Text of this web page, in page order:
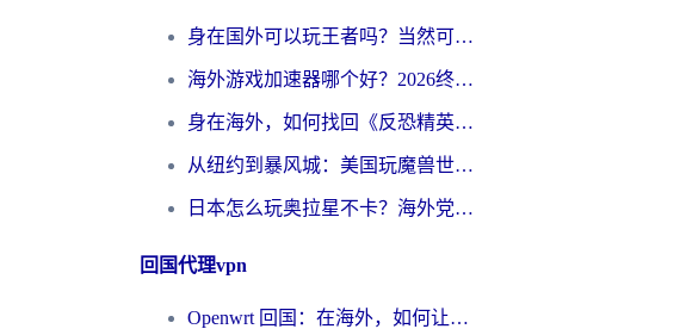
身在国外可以玩王者吗？当然可以，但你需要这份“加速”指南
海外游戏加速器哪个好？2026终极指南帮你畅玩国服+解决卡顿难题
身在海外，如何找回《反恐精英：全球攻势》国服的丝滑手感？一份给你的终极指南
从纽约到暴风城：美国玩魔兽世界，如何找到你的最佳网络航线
日本怎么玩奥拉星不卡？海外党国服游戏加速器选择全攻略
回国代理vpn
Openwrt 回国：在海外，如何让家的网络触手可及